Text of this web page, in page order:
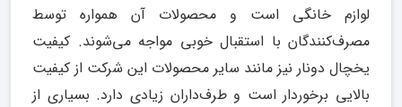
لوازم خانگی است و محصولات آن همواره توسط
مصرف‌کنندگان با استقبال خوبی مواجه می‌شوند. کیفیت
یخچال دونار نیز مانند سایر محصولات این شرکت از کیفیت
بالایی برخوردار است و طرف‌داران زیادی دارد. بسیاری از